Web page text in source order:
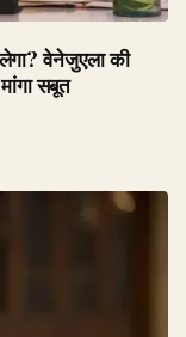
वेनेजुएला की
सबूत